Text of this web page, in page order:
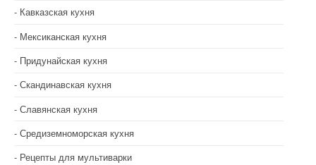
Кавказская кухня
Мексиканская кухня
Придунайская кухня
Скандинавская кухня
Славянская кухня
Средиземноморская кухня
Рецепты для мультиварки